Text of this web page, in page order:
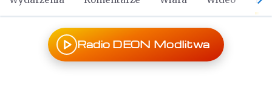
Radio DEON Modlitwa